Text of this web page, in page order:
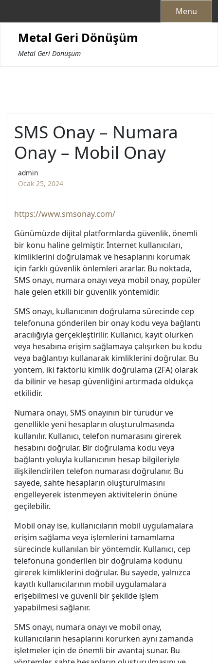
Menu
Metal Geri Dönüşüm
Metal Geri Dönüşüm
SMS Onay – Numara
Onay – Mobil Onay
admin
Ocak 25, 2024
https://www.smsonay.com/
Günümüzde dijital platformlarda güvenlik, önemli
bir konu haline gelmiştir. İnternet kullanıcıları,
kimliklerini doğrulamak ve hesaplarını korumak
için farklı güvenlik önlemleri ararlar. Bu noktada,
SMS onayı, numara onayı veya mobil onay, popüler
hale gelen etkili bir güvenlik yöntemidir.
SMS onayı, kullanıcının doğrulama sürecinde cep
telefonuna gönderilen bir onay kodu veya bağlantı
aracılığıyla gerçekleştirilir. Kullanıcı, kayıt olurken
veya hesabına erişim sağlamaya çalışırken bu kodu
veya bağlantıyı kullanarak kimliklerini doğrular. Bu
yöntem, iki faktörlü kimlik doğrulama (2FA) olarak
da bilinir ve hesap güvenliğini artırmada oldukça
etkilidir.
Numara onayı, SMS onayının bir türüdür ve
genellikle yeni hesapların oluşturulmasında
kullanılır. Kullanıcı, telefon numarasını girerek
hesabını doğrular. Bir doğrulama kodu veya
bağlantı yoluyla kullanıcının hesap bilgileriyle
ilişkilendirilen telefon numarası doğrulanır. Bu
sayede, sahte hesapların oluşturulmasını
engelleyerek istenmeyen aktivitelerin önüne
geçilebilir.
Mobil onay ise, kullanıcıların mobil uygulamalara
erişim sağlama veya işlemlerini tamamlama
sürecinde kullanılan bir yöntemdir. Kullanıcı, cep
telefonuna gönderilen bir doğrulama kodunu
girerek kimliklerini doğrular. Bu sayede, yalnızca
kayıtlı kullanıcılarının mobil uygulamalara
erişebilmesi ve güvenli bir şekilde işlem
yapabilmesi sağlanır.
SMS onayı, numara onayı ve mobil onay,
kullanıcıların hesaplarını korurken aynı zamanda
işletmeler için de önemli bir avantaj sunar. Bu